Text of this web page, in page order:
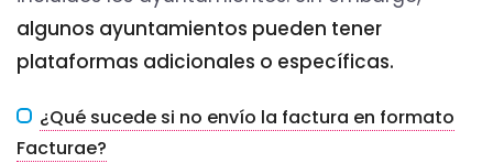
algunos ayuntamientos pueden tener
plataformas adicionales o específicas.
¿Qué sucede si no envío la factura en formato
Facturae?